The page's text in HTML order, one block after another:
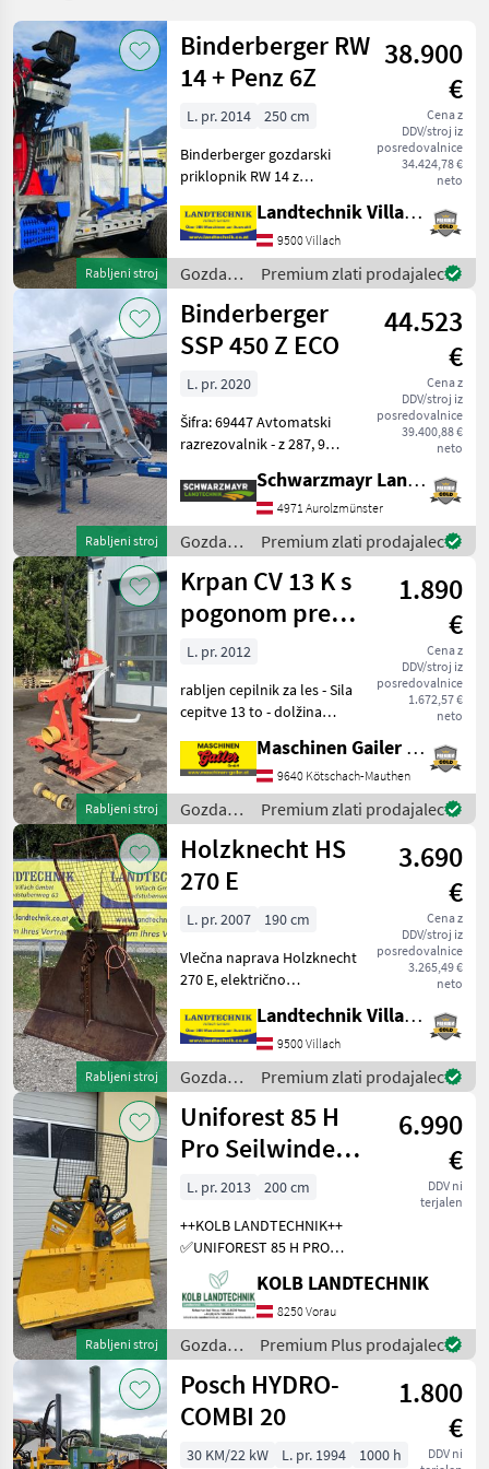
Rabljeni stroj
Binderberger RW
14 + Penz 6Z
38.900
€
Cena z
DDV/stroj iz
posredovalnice
34.424,78 €
neto
L. pr. 2014
250 cm
Binderberger gozdarski
priklopnik RW 14 z
originalnim lovskim
stolom, z joystickom in
nožnim upravljanjem,
hidravlično samostojno
napajanje z dvo
Landtechnik Villach GmbH
9500 Villach
Gozdarska
in
lesarska
mehanizacija
/
Binderberger
Premium zlati prodajalec
Rabljeni stroj
Binderberger
SSP 450 Z ECO
44.523
€
Cena z
DDV/stroj iz
posredovalnice
39.400,88 €
neto
L. pr. 2020
Šifra: 69447 Avtomatski
razrezovalnik - z 287, 9
izdelave 2020 - s podvozjem
- z mehansko zložljivim
transportnim trakom
dolžine 4, 40 m
Schwarzmayr Landtechnik GmbH - Aurolzmünster
4971 Aurolzmünster
Gozdarska
in
lesarska
mehanizacija
/
Binderberger
Premium zlati prodajalec
Rabljeni stroj
Krpan CV 13 K s
pogonom prek
kardanskega
greda
1.890
€
Cena z
DDV/stroj iz
posredovalnice
1.672,57 €
neto
L. pr. 2012
rabljen cepilnik za les - Sila
cepitve 13 to - dolžina
prek kardanskega greda -
kardanski gred - mehanski
dvigalo za hlode -
upravljanj
Maschinen Gailer GmbH
9640 Kötschach-Mauthen
Gozdarska
in
lesarska
mehanizacija
/ Krpan
Premium zlati prodajalec
Rabljeni stroj
Holzknecht HS
270 E
3.690
€
Cena z
DDV/stroj iz
posredovalnice
3.265,49 €
neto
L. pr. 2007
190 cm
Vlečna naprava Holzknecht
270 E, električno
zaščitna rešetka, 4 vodila za
vrv, končni kavlji in
kardanska gred, nosilec za
motorno žago
Landtechnik Villach GmbH
9500 Villach
Gozdarska
in
lesarska
mehanizacija
/
Holzknecht
Premium zlati prodajalec
Rabljeni stroj
Uniforest 85 H
Pro Seilwinde
Funkseilwinde
6.990
€
DDV ni
terjalen
L. pr. 2013
200 cm
++KOLB LANDTECHNIK++
✅UNIFOREST 85 H PRO
Funkseilwinde ✅8, 5t
Zugkraft ✅200cm
Schildbreite
✅hydraulischer Seilausstoß
✅inkl. TERRA Profi Funk -
Ziehen / Kurzl
KOLB LANDTECHNIK
8250 Vorau
Gozdarska
in
lesarska
mehanizacija
/
Uniforest
Premium Plus prodajalec
Posch HYDRO-
COMBI 20
1.800
€
DDV ni
30 KM/22 kW L. pr. 1994
1000 h